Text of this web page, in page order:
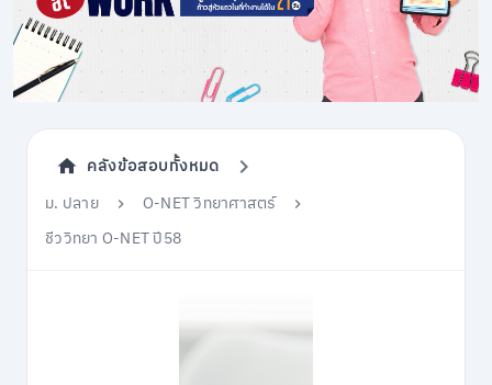
คลังข้อสอบทั้งหมด
ม. ปลาย
O-NET วิทยาศาสตร์
ชีววิทยา O-NET ปี58